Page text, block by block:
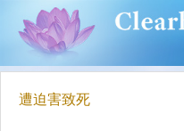
遭迫害致死